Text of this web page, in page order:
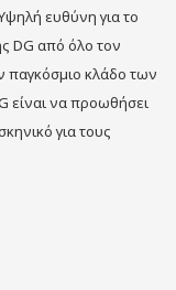
ευθύνη για το
DG από όλο τον
παγκόσμιο κλάδο των
είναι να προωθήσει
για τους